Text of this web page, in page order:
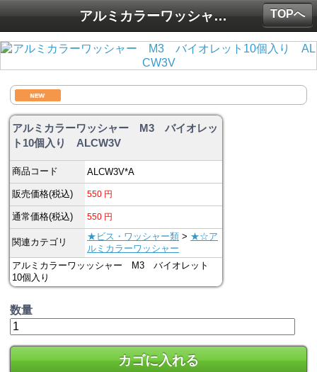
アルミカラーワッシャー M3 バイオレット10個入り ALCW3V
アルミカラーワッシャー M3 バイオレッ
ト10個入り ALCW3V
商品コード ALCW3V*A
販売価格(税込) 550 円
通常価格(税込) 550 円
関連カテゴリ
★ビス・ワッシャー類 > ★☆ア
ルミカラーワッシャー
アルミカラーワッッシャー M3 バイオレット
10個入り
数量
カゴに入れる
TOPへ